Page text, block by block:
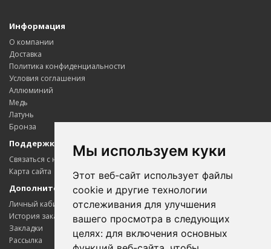
Мы используем куки
Этот веб-сайт использует файлы
cookie и другие технологии
отслеживания для улучшения
вашего просмотра в следующих
целях: для включения основных
Информация
О компании
Доставка
Политика конфиденциальности
Условия соглашения
Аллюминий
Медь
Латунь
Бронза
Поддержка клиентов
Связаться с нами
Карта сайта
Дополнительно
Личный кабинет
История заказов
Закладки
Рассылка